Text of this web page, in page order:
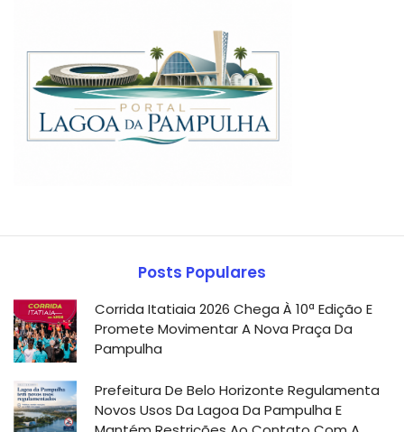
Posts Populares
Corrida Itatiaia 2026 Chega À 10ª Edição E
Promete Movimentar A Nova Praça Da
Pampulha
Prefeitura De Belo Horizonte Regulamenta
Novos Usos Da Lagoa Da Pampulha E